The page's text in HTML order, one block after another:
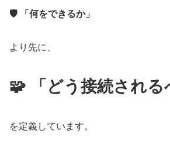
🛡️ 「何をできるか」
より先に、
🧩 「どう接続される
を定義しています。